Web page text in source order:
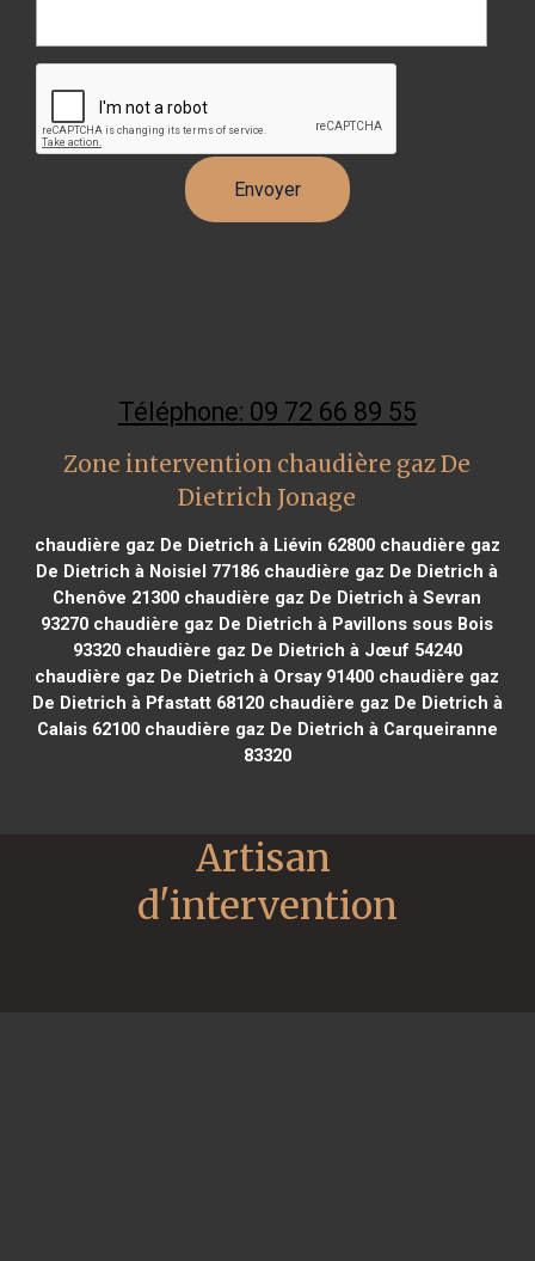
Téléphone: 09 72 66 89 55
Zone intervention chaudière gaz De
Dietrich Jonage
chaudière gaz De Dietrich à Liévin 62800chaudière gaz
De Dietrich à Noisiel 77186 chaudière gaz De Dietrich à
Chenôve 21300 chaudière gaz De Dietrich à Sevran
93270 chaudière gaz De Dietrich à Pavillons sous Bois
93320chaudière gaz De Dietrich à Jœuf 54240
chaudière gaz De Dietrich à Orsay 91400 chaudière gaz
De Dietrich à Pfastatt 68120chaudière gaz De Dietrich à
Calais 62100chaudière gaz De Dietrich à Carqueiranne
83320
Artisan
d'intervention